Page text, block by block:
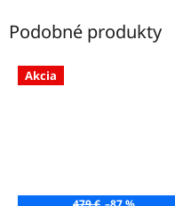
Podobné produkty
Akcia